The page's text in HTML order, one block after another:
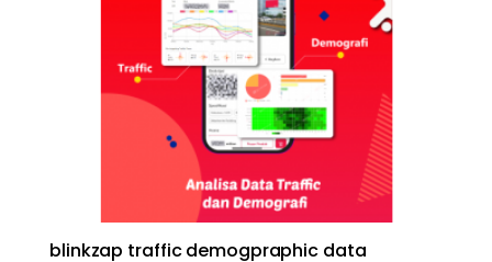
blinkzap traffic demogpraphic data